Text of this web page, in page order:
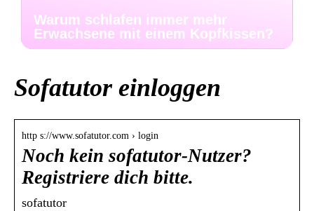
Warum schlafen immer mehr
Erwachsene mit einem Kopfkissen?
Sofatutor einloggen
http s://www.sofatutor.com › login
Noch kein sofatutor-Nutzer?
Registriere dich bitte.
sofatutor